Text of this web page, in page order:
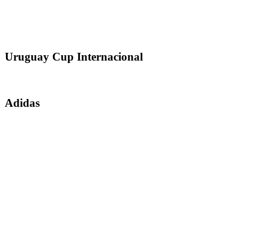
Uruguay Cup Internacional
Adidas